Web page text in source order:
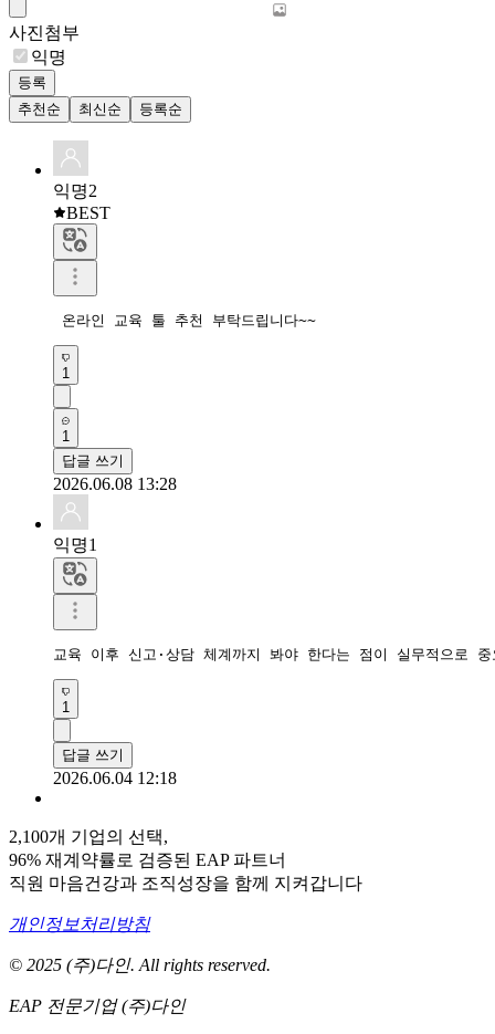
사진첨부
익명
등록
추천순
최신순 등록순
익명2
BEST
온라인 교육 툴 추천 부탁드립니다~~
1
1
답글 쓰기
2026.06.08 13:28
익명1
교육 이후 신고·상담 체계까지 봐야 한다는 점이 실무적으로
1
답글 쓰기
2026.06.04 12:18
2,100개 기업의 선택,
96% 재계약률로 검증된 EAP 파트너
직원 마음건강과 조직성장을 함께 지켜갑니다
개인정보처리방침
© 2025 (주)다인. All rights reserved.
EAP 전문기업 (주)다인